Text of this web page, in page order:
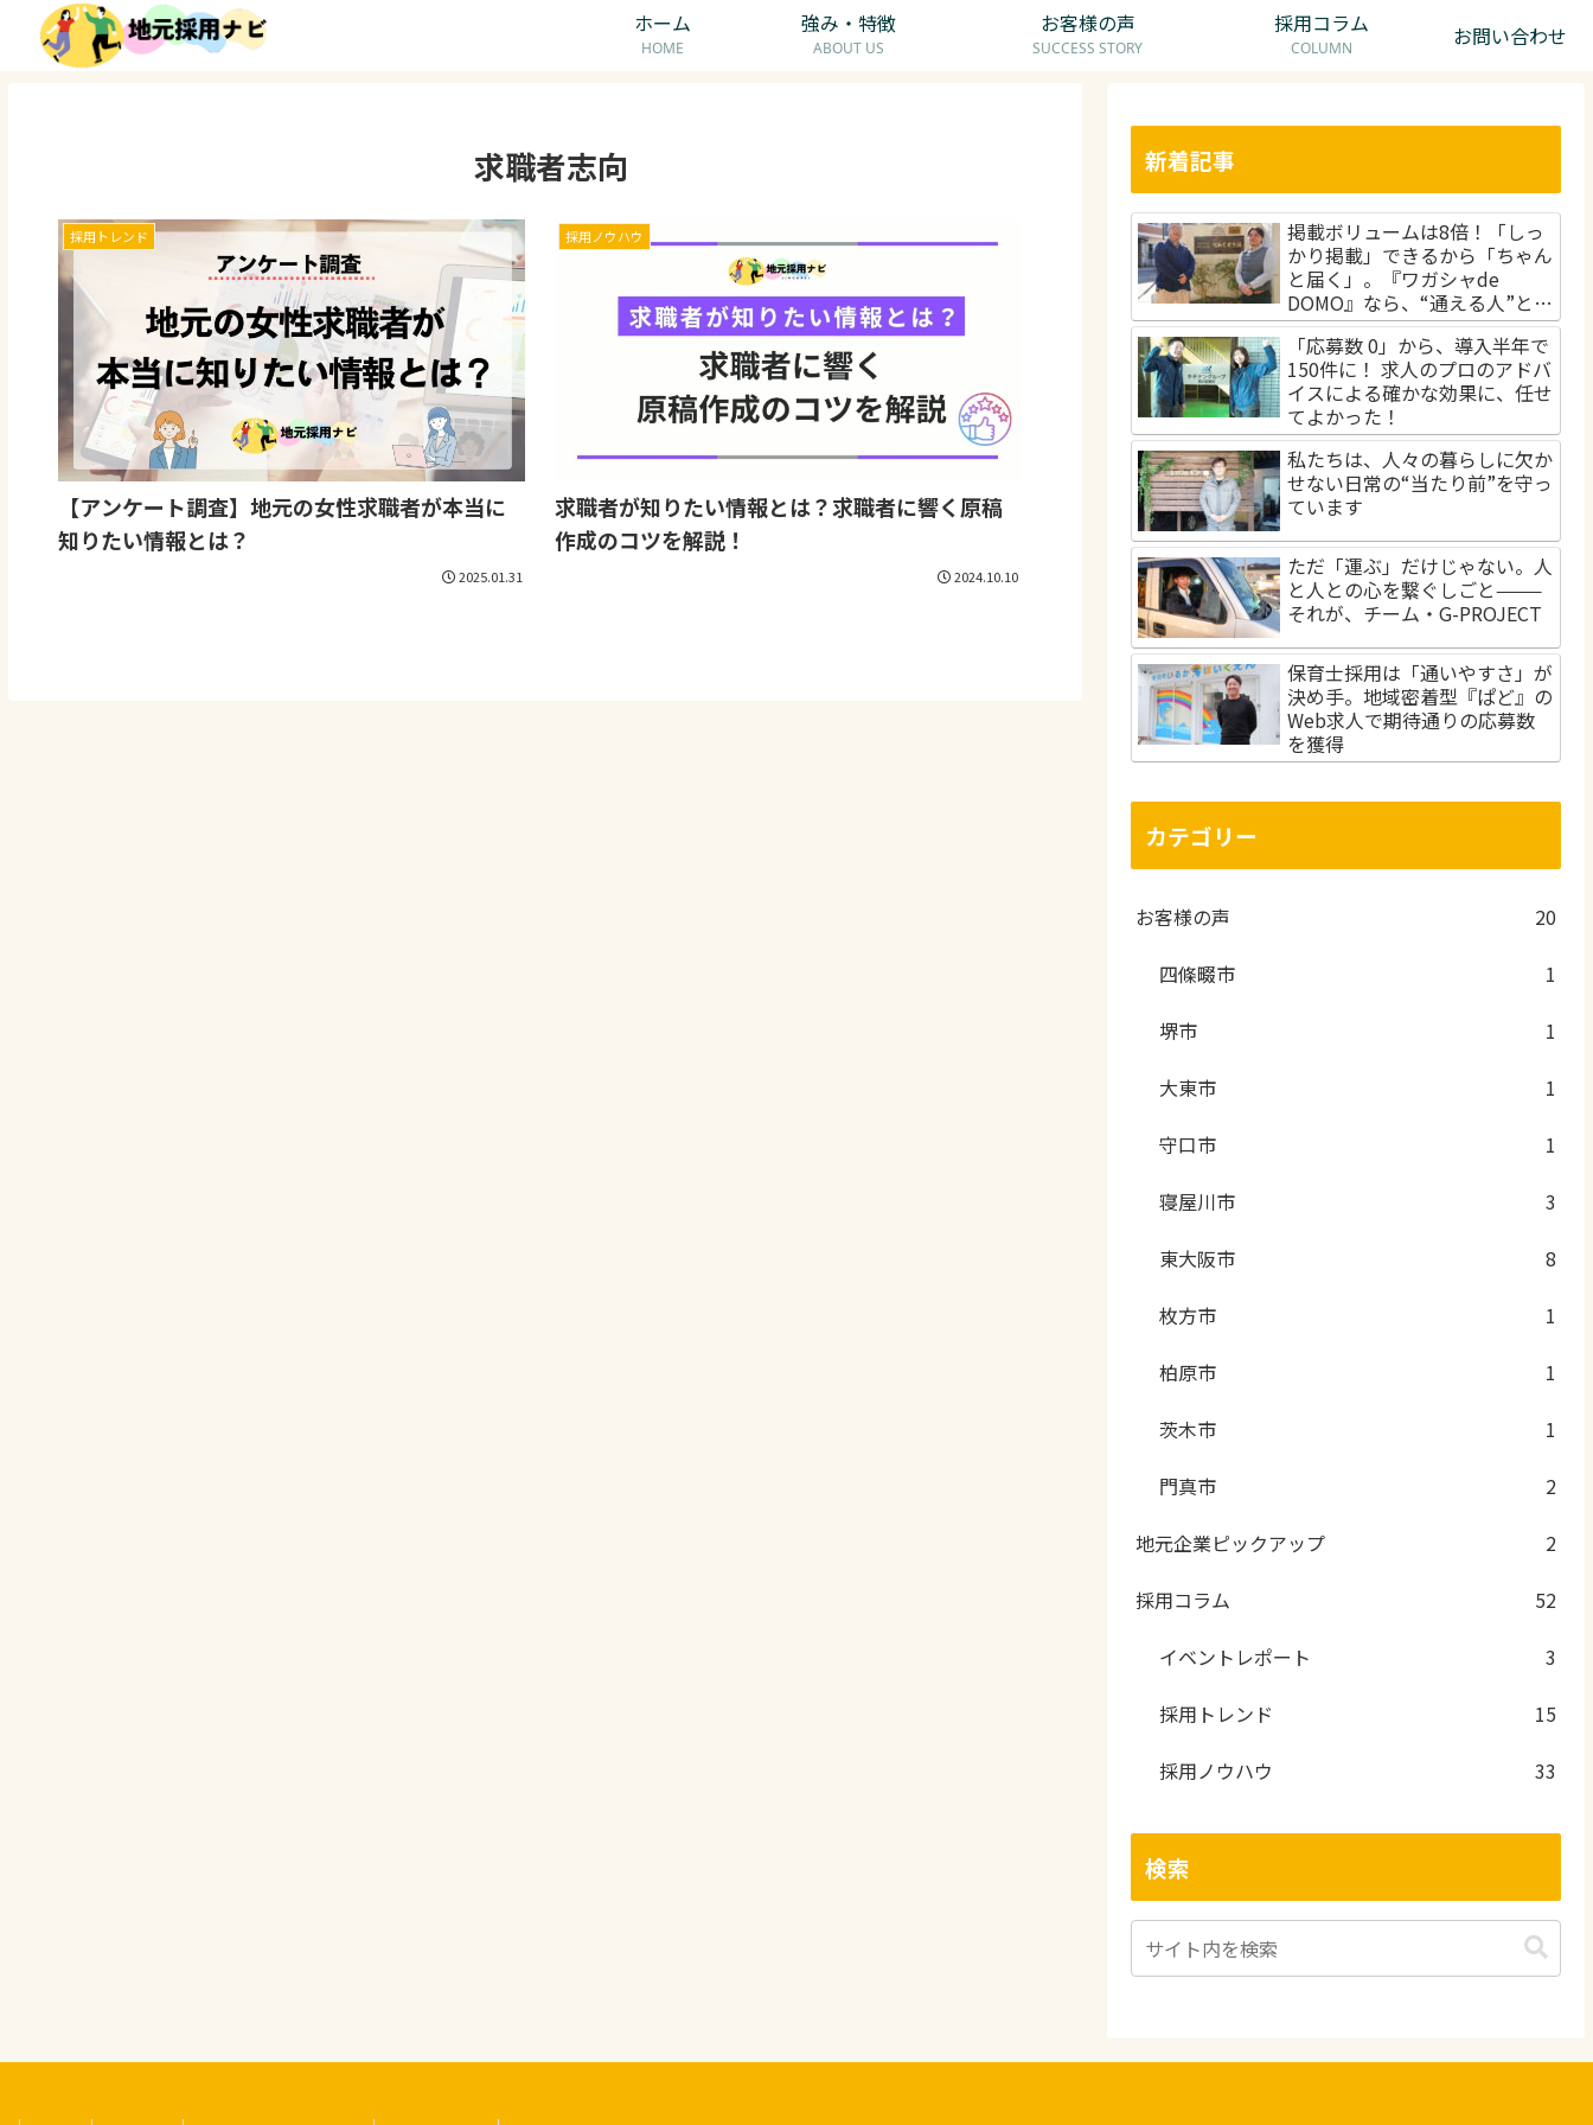
ホーム
HOME
強み・特徴
ABOUT US
お客様の声
SUCCESS STORY
採用コラム
COLUMN お問い合わせ
求職者志向
採用トレンド
【アンケート調査】地元の女性求職者が本当に
知りたい情報とは？
2025.01.31
採用ノウハウ
求職者が知りたい情報とは？求職者に響く原稿
作成のコツを解説！
2024.10.10
新着記事
掲載ボリュームは8倍！「しっ
かり掲載」できるから「ちゃん
と届く」。『ワガシャde
DOMO』なら、“通える人”と出
会える！
「応募数 0」から、導入半年で
150件に！ 求人のプロのアドバ
イスによる確かな効果に、任せ
てよかった！
私たちは、人々の暮らしに欠か
せない日常の“当たり前”を守っ
ています
ただ「運ぶ」だけじゃない。人
と人との心を繋ぐしごと———
それが、チーム・G-PROJECT
保育士採用は「通いやすさ」が
決め手。地域密着型『ぱど』の
Web求人で期待通りの応募数
を獲得
カテゴリー
お客様の声
20
四條畷市
1
堺市
1
大東市
1
守口市
1
寝屋川市
3
東大阪市
8
枚方市
1
柏原市
1
茨木市
1
門真市
2
地元企業ピックアップ
2
採用コラム
52
イベントレポート
3
採用トレンド
15
採用ノウハウ
33
検索